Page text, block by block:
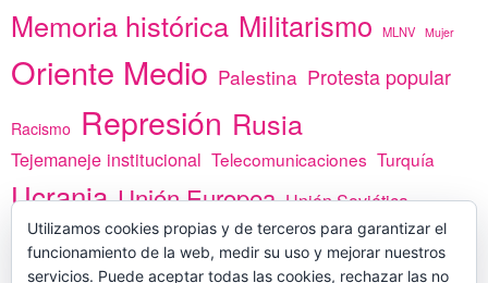
Memoria histórica Militarismo MLNV Mujer
Oriente Medio Palestina Protesta popular
Racismo Represión Rusia
Tejemaneje institucional Telecomunicaciones Turquía
Ucrania Unión Europea Unión Soviética
vacunas Yemen África
Utilizamos cookies propias y de terceros para garantizar el
funcionamiento de la web, medir su uso y mejorar nuestros
servicios. Puede aceptar todas las cookies, rechazar las no